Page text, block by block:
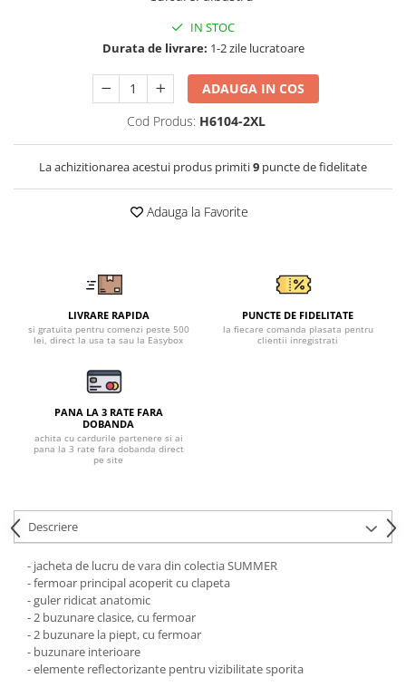
Combinezoane de lucru
Costume de ploaie impermeabile
Jachete / Bluze salopeta
Pantaloni impermeabili
Pelerine de ploaie
Pantaloni de lucru
Sorturi impermeabile
Pantaloni de lucru in talie
Jachete pentru sudura
Pantaloni de protectie
Sorturi
Pentru copii
Veste de lucru
Pentru femei
Bluze pentru femei
Fleece-uri
Halate
Jachete / Bluze salopeta
Pantaloni de lucru cu pieptar
Pantaloni de lucru in talie
IN STOC
Durata de livrare: 1-2 zile lucratoare
ADAUGA IN COS
Cod Produs: H6104-2XL
La achizitionarea acestui produs primiti9 puncte de fidelitate
Adauga la Favorite
LIVRARE RAPIDA
si gratuita pentru comenzi peste 500
lei, direct la usa ta sau la Easybox
PUNCTE DE FIDELITATE
la fiecare comanda plasata pentru
clientii inregistrati
PANA LA 3 RATE FARA
DOBANDA
achita cu cardurile partenere si ai
pana la 3 rate fara dobanda direct
pe site
Descriere
- jacheta de lucru de vara din colectia SUMMER
- fermoar principal acoperit cu clapeta
- guler ridicat anatomic
- 2 buzunare clasice, cu fermoar
- 2 buzunare la piept, cu fermoar
- buzunare interioare
- elemente reflectorizante pentru vizibilitate sporita